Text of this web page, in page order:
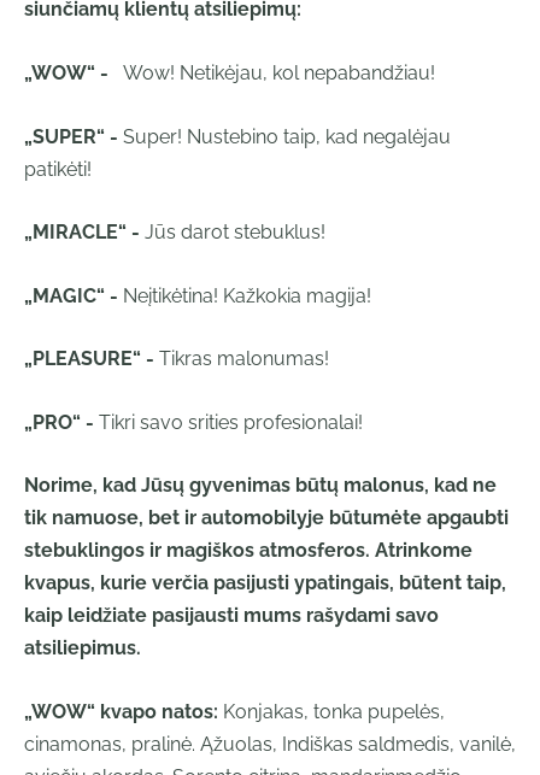
siunčiamų klientų atsiliepimų:
„WOW“ - Wow! Netikėjau, kol nepabandžiau!
„SUPER“ - Super! Nustebino taip, kad negalėjau
patikėti!
„MIRACLE“ - Jūs darot stebuklus!
„MAGIC“ - Neįtikėtina! Kažkokia magija!
„PLEASURE“ - Tikras malonumas!
„PRO“ - Tikri savo srities profesionalai!
Norime, kad Jūsų gyvenimas būtų malonus, kad ne
tik namuose, bet ir automobilyje būtumėte apgaubti
stebuklingos ir magiškos atmosferos. Atrinkome
kvapus, kurie verčia pasijusti ypatingais, būtent taip,
kaip leidžiate pasijausti mums rašydami savo
atsiliepimus.
„WOW“ kvapo natos: Konjakas, tonka pupelės,
cinamonas, pralinė. Ąžuolas, Indiškas saldmedis, vanilė,